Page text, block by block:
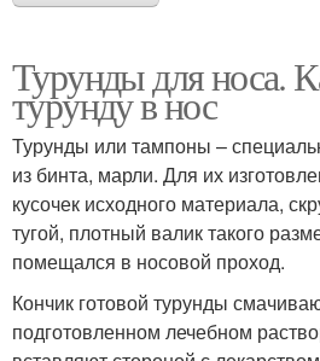
Турунды для носа.
турунду в нос
Турунды или тампоны –
из бинта, марли. Для их
кусочек исходного материала,
тугой, плотный валик такого
помещался в носовой проход.
Кончик готовой турунды
подготовленном лечебном